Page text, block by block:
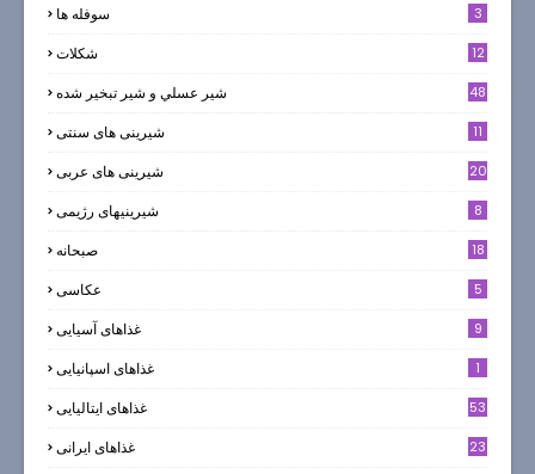
سوفله ها 3
شکلات
12
شير عسلي و شير تبخير شده 48
شیرینی های سنتی 11
شیرینی های عربی 20
شیرینیهای رژیمی 8
صبحانه 18
عکاسی 5
غذاهای آسیایی 9
غذاهای اسپانیایی 1
غذاهای ایتالیایی 53
غذاهای ایرانی 23